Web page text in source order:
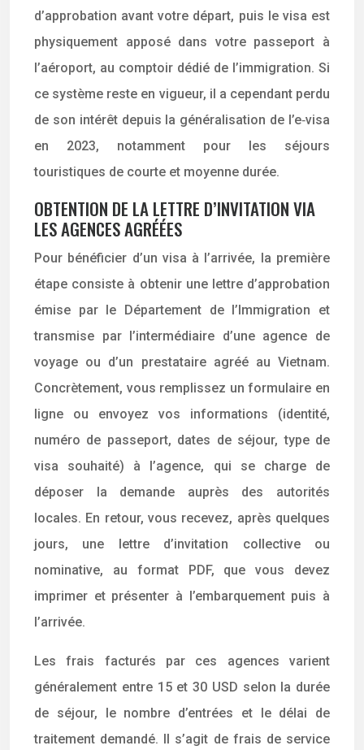
d’approbation avant votre départ, puis le visa est
physiquement apposé dans votre passeport à
l’aéroport, au comptoir dédié de l’immigration. Si
ce système reste en vigueur, il a cependant perdu
de son intérêt depuis la généralisation de l’e‑visa
en 2023, notamment pour les séjours
touristiques de courte et moyenne durée.
OBTENTION DE LA LETTRE D’INVITATION VIA
LES AGENCES AGRÉÉES
Pour bénéficier d’un visa à l’arrivée, la première
étape consiste à obtenir une lettre d’approbation
émise par le Département de l’Immigration et
transmise par l’intermédiaire d’une agence de
voyage ou d’un prestataire agréé au Vietnam.
Concrètement, vous remplissez un formulaire en
ligne ou envoyez vos informations (identité,
numéro de passeport, dates de séjour, type de
visa souhaité) à l’agence, qui se charge de
déposer la demande auprès des autorités
locales. En retour, vous recevez, après quelques
jours, une lettre d’invitation collective ou
nominative, au format PDF, que vous devez
imprimer et présenter à l’embarquement puis à
l’arrivée.
Les frais facturés par ces agences varient
généralement entre 15 et 30 USD selon la durée
de séjour, le nombre d’entrées et le délai de
traitement demandé. Il s’agit de frais de service